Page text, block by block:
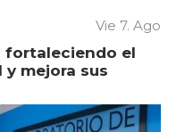
Vie 7. Ago
fortaleciendo el
mejora sus